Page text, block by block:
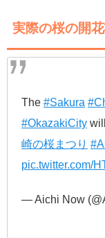
実際の桜の開
The #Sakura
#OkazakiCity
崎の桜まつり
pic.twitter.com/
— Aichi Now